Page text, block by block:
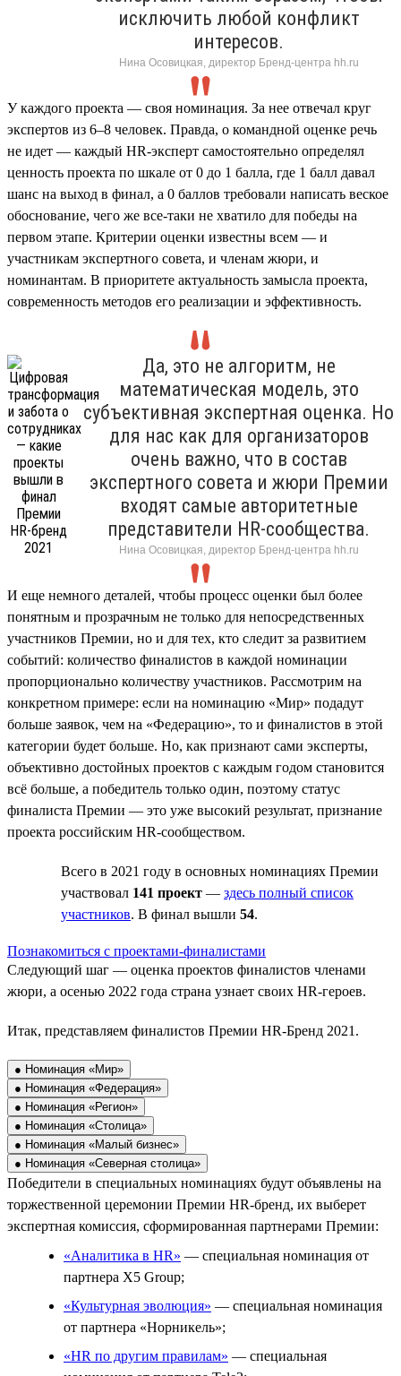
исключить любой конфликт
интересов.
Нина Осовицкая, директор Бренд-центра hh.ru
У каждого проекта — своя номинация. За нее отвечал круг
экспертов из 6–8 человек. Правда, о командной оценке речь
не идет — каждый HR-эксперт самостоятельно определял
ценность проекта по шкале от 0 до 1 балла, где 1 балл давал
шанс на выход в финал, а 0 баллов требовали написать веское
обоснование, чего же все-таки не хватило для победы на
первом этапе. Критерии оценки известны всем — и
участникам экспертного совета, и членам жюри, и
номинантам. В приоритете актуальность замысла проекта,
современность методов его реализации и эффективность.
Да, это не алгоритм, не
математическая модель, это
субъективная экспертная оценка. Но
для нас как для организаторов
очень важно, что в состав
экспертного совета и жюри Премии
входят самые авторитетные
представители HR-сообщества.
Нина Осовицкая, директор Бренд-центра hh.ru
И еще немного деталей, чтобы процесс оценки был более
понятным и прозрачным не только для непосредственных
участников Премии, но и для тех, кто следит за развитием
событий: количество финалистов в каждой номинации
пропорционально количеству участников. Рассмотрим на
конкретном примере: если на номинацию «Мир» подадут
больше заявок, чем на «Федерацию», то и финалистов в этой
категории будет больше. Но, как признают сами эксперты,
объективно достойных проектов с каждым годом становится
всё больше, а победитель только один, поэтому статус
финалиста Премии — это уже высокий результат, признание
проекта российским HR-сообществом.
Всего в 2021 году в основных номинациях Премии
участвовал 141 проект — здесь полный список
участников. В финал вышли 54.
Познакомиться с проектами-финалистами
Следующий шаг — оценка проектов финалистов членами
жюри, а осенью 2022 года страна узнает своих HR-героев.
Итак, представляем финалистов Премии HR-Бренд 2021.
● Номинация «Мир»
● Номинация «Федерация»
● Номинация «Регион»
● Номинация «Столица»
● Номинация «Малый бизнес»
● Номинация «Северная столица»
Победители в специальных номинациях будут объявлены на
торжественной церемонии Премии HR-бренд, их выберет
экспертная комиссия, сформированная партнерами Премии:
«Аналитика в HR» — специальная номинация от
партнера X5 Group;
«Культурная эволюция» — специальная номинация
от партнера «Норникель»;
«HR по другим правилам» — специальная